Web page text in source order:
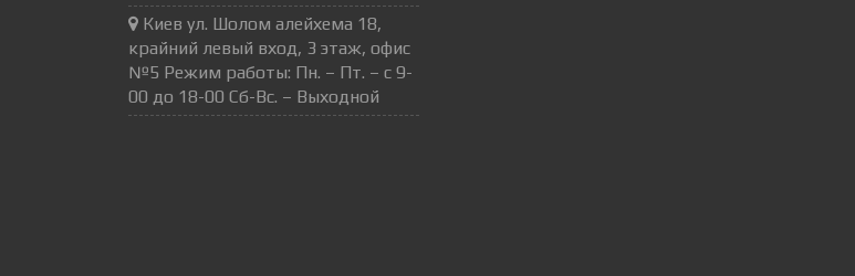
Киев ул. Шолом алейхема 18,
крайний левый вход, 3 этаж, офис
№5 Режим работы: Пн. – Пт. – с 9-
00 до 18-00 Сб-Вс. – Выходной